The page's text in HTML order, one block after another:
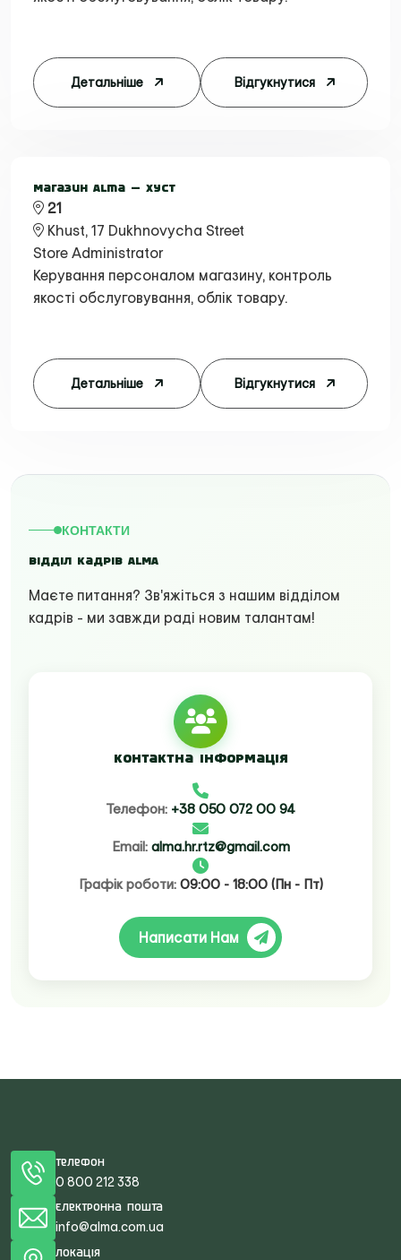
Детальніше Відгукнутися
Магазин Alma — Хуст
21
Khust, 17 Dukhnovycha Street
Store Administrator
Керування персоналом магазину, контроль
якості обслуговування, облік товару.
Детальніше Відгукнутися
КОНТАКТИ
Відділ кадрів ALMA
Маєте питання? Зв'яжіться з нашим відділом
кадрів - ми завжди раді новим талантам!
Контактна інформація
Телефон: +38 050 072 00 94
Email: alma.hr.rtz@gmail.com
Графік роботи: 09:00 - 18:00 (Пн - Пт)
Написати Нам
Телефон
0 800 212 338
Електронна пошта
info@alma.com.ua
Локація